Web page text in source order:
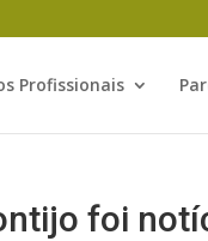
Profissionais
foi